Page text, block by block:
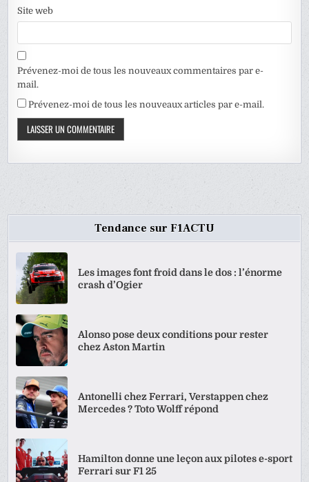
Site web
Prévenez-moi de tous les nouveaux commentaires par e-
mail.
Prévenez-moi de tous les nouveaux articles par e-mail.
Tendance sur F1ACTU
Les images font froid dans le dos : l’énorme
crash d’Ogier
Alonso pose deux conditions pour rester
chez Aston Martin
Antonelli chez Ferrari, Verstappen chez
Mercedes ? Toto Wolff répond
Hamilton donne une leçon aux pilotes e-sport
Ferrari sur F1 25